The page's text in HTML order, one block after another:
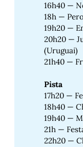
16h40 —
18h —
19h20 —
20h20 —
(Uruguai)
21h40 —
Pista
17h20 —
18h40 —
19h40 —
21h —
22h20 —